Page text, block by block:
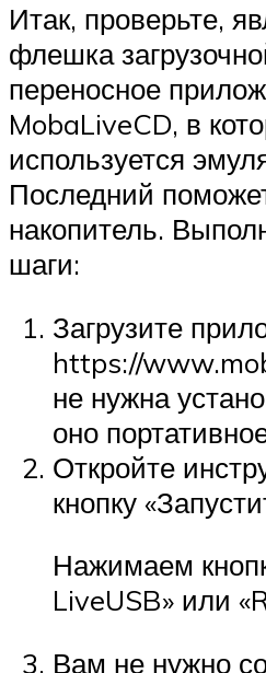
Итак, проверьте,
флешка
переносное
MobaLiveCD, в
используется
Последний
накопитель.
шаги:
Загрузите
https://
не нужна
оно
Откройте
кнопку
Нажимаем
LiveUSB» или
Вам не нужно